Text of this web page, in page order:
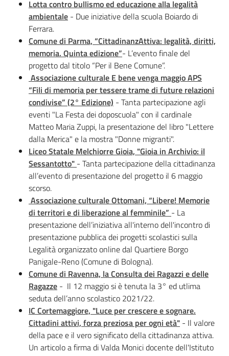
Lotta contro bullismo ed educazione alla legalità
ambientale - Due iniziative della scuola Boiardo di
Ferrara.
Comune di Parma, “CittadinanzAttiva: legalità, diritti,
memoria. Quinta edizione”- L’evento finale del
progetto dal titolo “Per il Bene Comune”.
Associazione culturale E bene venga maggio APS
“Fili di memoria per tessere trame di future relazioni
condivise” (2° Edizione) - Tanta partecipazione agli
eventi "La Festa dei doposcuola" con il cardinale
Matteo Maria Zuppi, la presentazione del libro "Lettere
dalla Merica" e la mostra "Donne migranti".
Liceo Statale Melchiorre Gioia, "Gioia in Archivio: il
Sessantotto" - Tanta partecipazione della cittadinanza
all’evento di presentazione del progetto il 6 maggio
scorso.
Associazione culturale Ottomani, “Libere! Memorie
di territori e di liberazione al femminile” - La
presentazione dell’iniziativa all'interno dell'incontro di
presentazione pubblica dei progetti scolastici sulla
Legalità organizzato online dal Quartiere Borgo
Panigale-Reno (Comune di Bologna).
Comune di Ravenna, la Consulta dei Ragazzi e delle
Ragazze - Il 12 maggio si è tenuta la 3° ed utlima
seduta dell’anno scolastico 2021/22.
IC Cortemaggiore, "Luce per crescere e sognare.
Cittadini attivi, forza preziosa per ogni età" - Il valore
della pace e il vero significato della cittadinanza attiva.
Un articolo a firma di Valda Monici docente dell'Istituto